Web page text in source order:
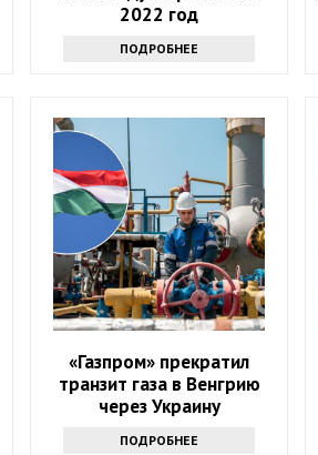
2022 год
ПОДРОБНЕЕ
«Газпром» прекратил
транзит газа в Венгрию
через Украину
ПОДРОБНЕЕ